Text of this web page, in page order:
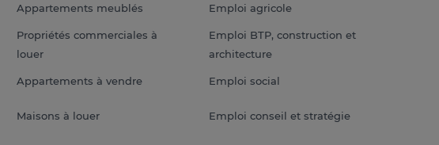
Appartements meublés
Propriétés commerciales à
louer
Appartements à vendre
Maisons à louer
Emploi agricole
Emploi BTP, construction et
architecture
Emploi social
Emploi conseil et stratégie